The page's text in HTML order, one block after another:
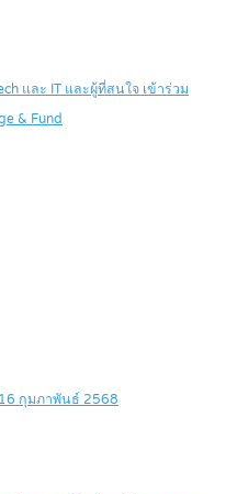
และ IT และผู้ที่สนใจ เข้าร่วม
& Fund
กุมภาพันธ์ 2568